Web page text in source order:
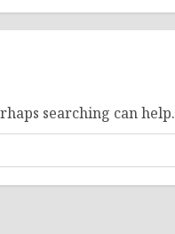
searching can help.